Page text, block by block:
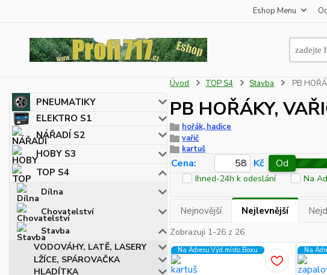
Eshop Menu
PNEUMATIKY
ELEKTRO S1
NÁŘADÍ S2
HOBY S3
TOP S4
Dílna
Chovatelství
Stavba
VODOVÁHY, LATĚ, LASERY
LŽÍCE, SPÁROVAČKA
HLADÍTKA
Úvod TOP S4 Stavba PB
PB HOŘÁKY,
hořák, hadice
vařič
kartuš
Cena: Kč Od
Ihned-24h k odeslání Na
Nejnovější Nejlevnější
Zobrazuji 1-26 z 26
Na Adresu,Výd.místo,Boxu Na